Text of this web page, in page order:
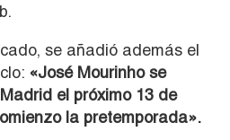
se añadió además el
«José Mourinho se
el próximo 13 de
la pretemporada».